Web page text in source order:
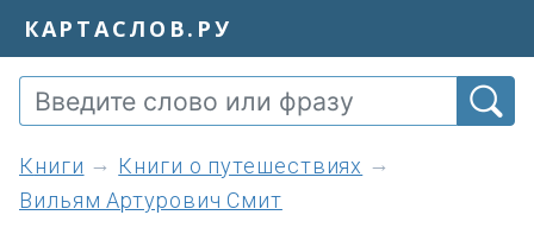
КАРТАСЛОВ.РУ
книги
Книги о путешествиях
Вильям Артурович Смит